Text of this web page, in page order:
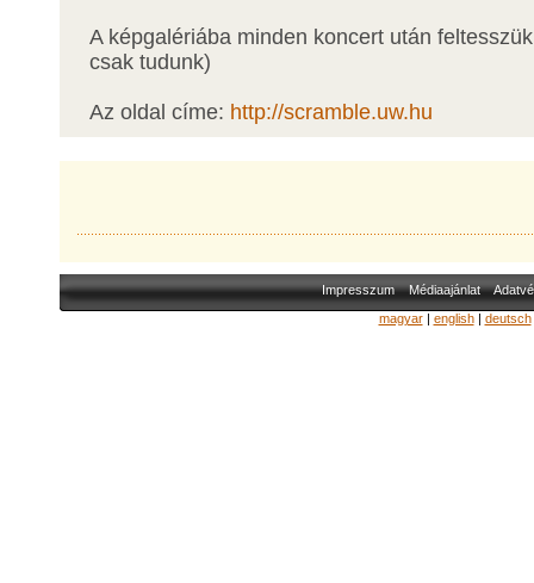
A képgalériába minden koncert után
csak tudunk)
Az oldal címe: http://scramble.uw.hu
Impresszum Médiaajánlat
magyar| english| deutsch